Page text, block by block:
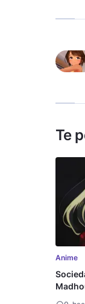
Te
Anime